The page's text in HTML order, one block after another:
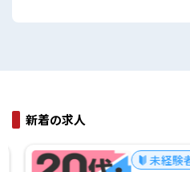
新着の求人
未経験者